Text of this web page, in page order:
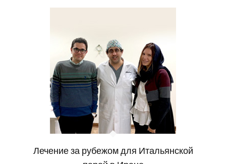
Лечение за рубежом для Итальянской